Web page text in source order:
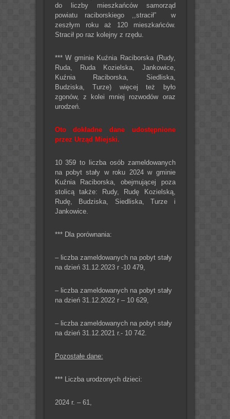
do liczby mieszkańców samorząd
powiatu raciborskiego ,,stracił” w
zeszłym roku aż 120 mieszkańców.
Stracił po raz kolejny z rzędu.
*** W gminie Kuźnia Raciborska (Rudy,
Ruda, Ruda Kozielska, Jankowice,
Kuźnia Raciborska, Siedliska,
Budziska, Turze) więcej też było
zgonów, z kolei mniej rozwodów oraz
urodzeń.
Oto dokładne dane udostępnione
przez Urząd Miejski.
10 359 to liczba osób zameldowanych
na pobyt stały w roku 2024 w gminie
Kuźnia Raciborska, obejmującej poza
stolicą także: Rudy, Rudę Kozielską,
Rudę, Budziska, Siedliska, Turze i
Jankowice.
*** Dla porównania:
– liczba zameldowanych na pobyt stały
na dzień 31.12.2023 r -10 479,
– liczba zameldowanych na pobyt stały
na dzień 31.12.2022 r – 10 629,
– liczba zameldowanych na pobyt stały
na dzień 31.12.2021 r.- 10 742.
Pozostałe dane:
*** Liczba urodzonych dzieci:
2024 r. – 61,